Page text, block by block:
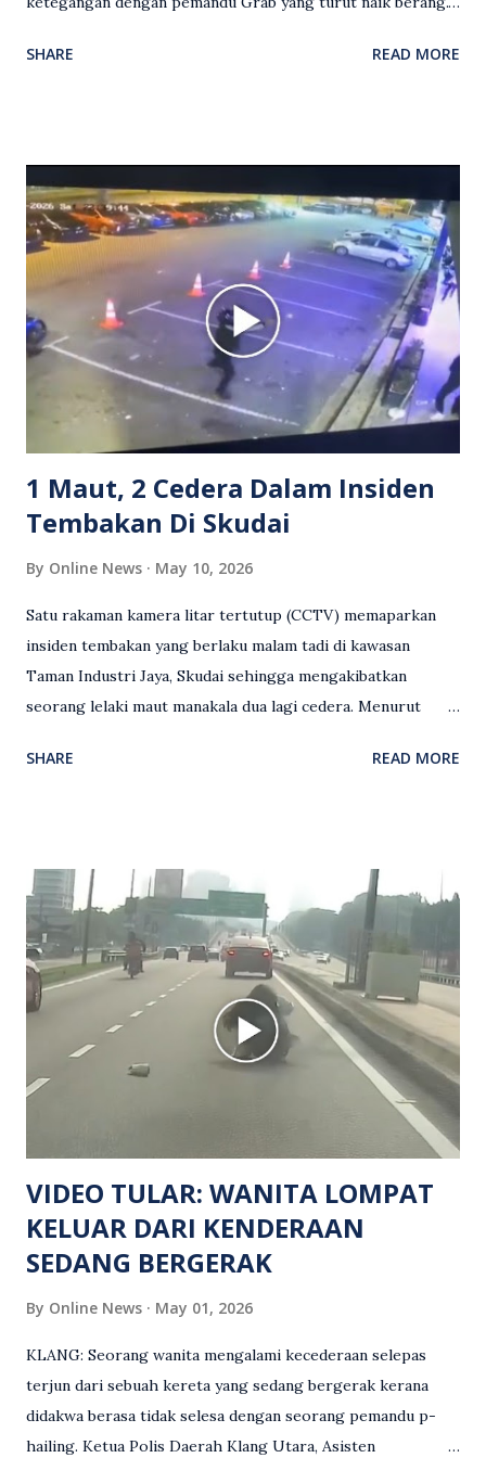
antara seorang lelaki warga asing dengan pemandu Grab
Grab bertindak mempertahankan wanita terbabit sebelum
berlaku pertikaman lidah antara kedua-dua pihak. Video
berkenaan kini tular di media sosial dan mendapat pelbagai
reaksi orang ramai. Antara komen orang awam yang tular di
media sosial mengenai insiden tersebut ialah ramai yang
meluahkan rasa marah terhadap tindakan lelaki berkenaan
serta memuji pemandu Grab kerana campur tangan.
Sebahagian netizen turut meminta pihak berkuasa
mengambil tindakan tegas, manakala ada yang bersimpati
terhadap wanita dipercayai menjadi mangs...
SHARE READ MORE
1 Maut, 2 Cedera Dalam Insiden
Tembakan Di Skudai
By Online News May 10, 2026
Satu rakaman kamera litar tertutup (CCTV) memaparkan
insiden tembakan yang berlaku malam tadi di kawasan
Taman Industri Jaya, Skudai sehingga mengakibatkan
seorang lelaki maut manakala dua lagi cedera. Menurut
kejadian berlaku sekitar jam 11 malam dan pihak polis
hiburan di kawasan berkenaan. Seorang mangsa disahkan
meninggal dunia di lokasi kejadian akibat terkena tembakan,
manakala seorang lagi mangsa mengalami kecederaan.
Turut dipercayai terdapat seorang lagi individu cedera
namun identitinya masih belum dikenal pasti selepas dibawa
keluar dari lokasi oleh kenalannya. Polis kini sedang giat
mengesan dua suspek yang masih bebas bagi membantu
siasatan lanjut. Kes disiasat mengikut Seksyen 302 Kanun
Keseksaan kerana membunuh. Orang ramai yang mempunyai
maklumat diminta t...
SHARE READ MORE
VIDEO TULAR: WANITA LOMPAT
KELUAR DARI KENDERAAN
SEDANG BERGERAK
By Online News May 01, 2026
KLANG: Seorang wanita mengalami kecederaan selepas
terjun dari sebuah kereta yang sedang bergerak kerana
didakwa berasa tidak selesa dengan seorang pemandu p-
hailing. Ketua Polis Daerah Klang Utara, Asisten